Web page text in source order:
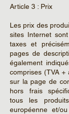
Article 3 : Prix
Les prix des
sites Internet
taxes et
pages de
également
comprises (TVA +
sur la page de
hors frais
tous les
européenne et/